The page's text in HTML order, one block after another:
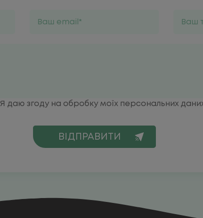
Я даю згоду на обробку моїх персональних